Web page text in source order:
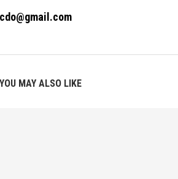
YOU MAY ALSO LIKE